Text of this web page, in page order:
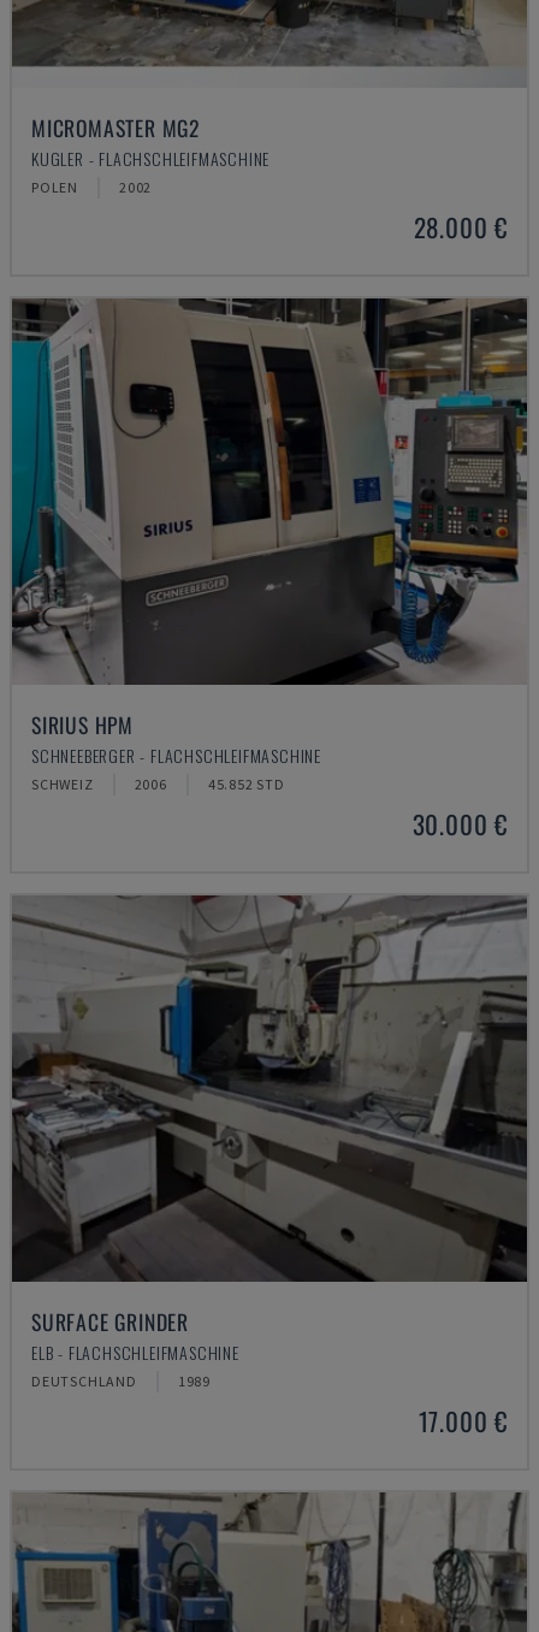
MICROMASTER MG2
KUGLER - FLACHSCHLEIFMASCHINE
POLEN 2002
28.000 €
SIRIUS HPM
SCHNEEBERGER - FLACHSCHLEIFMASCHINE
SCHWEIZ 2006 45.852 STD
30.000 €
SURFACE GRINDER
ELB - FLACHSCHLEIFMASCHINE
DEUTSCHLAND 1989
17.000 €